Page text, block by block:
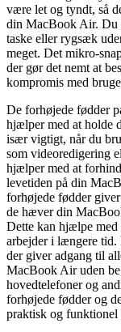
være let og tyndt, så
din MacBook Air. Du
taske eller rygsæk
meget. Det mikro-
der gør det nemt at
kompromis med
De forhøjede fødder
hjælper med at holde
især vigtigt, når du
som videoredigering
hjælper med at
levetiden på din
forhøjede fødder
de hæver din
Dette kan hjælpe med
arbejder i længere tid.
der giver adgang til
MacBook Air uden
hovedtelefoner og
forhøjede fødder og
praktisk og